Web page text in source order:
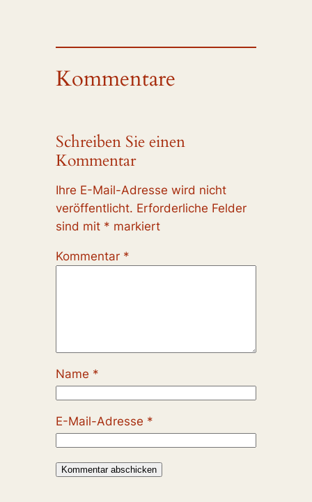
Kommentare
Schreiben Sie einen
Kommentar
Ihre E-Mail-Adresse wird nicht
veröffentlicht. Erforderliche Felder
sind mit * markiert
Kommentar *
Name *
E-Mail-Adresse *